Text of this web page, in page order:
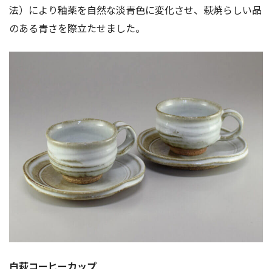
法）により釉薬を自然な淡青色に変化させ、萩焼らしい品
のある青さを際立たせました。
白萩コーヒーカップ